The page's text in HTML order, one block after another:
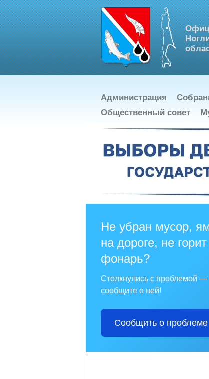
Администрация
Общественный совет
Не убран мусор,
на дороге, не горит
фонарь?
Столкнулись с проблемой —
сообщите о ней!
Сообщить о проблеме